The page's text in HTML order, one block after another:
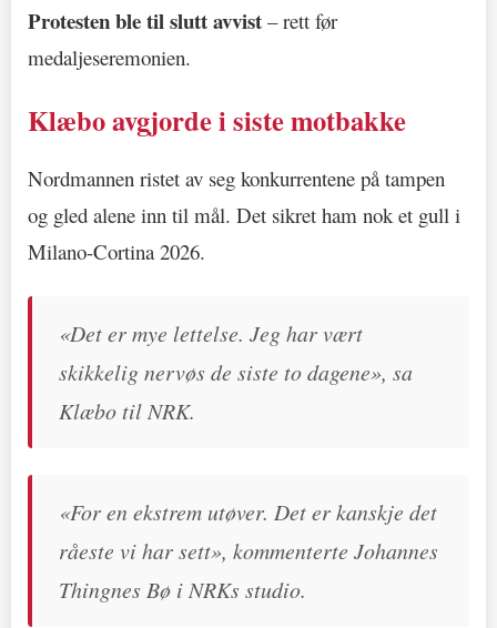
Protesten ble til slutt avvist – rett før
medaljeseremonien.
Klæbo avgjorde i siste motbakke
Nordmannen ristet av seg konkurrentene på tampen
og gled alene inn til mål. Det sikret ham nok et gull i
Milano-Cortina 2026.
«Det er mye lettelse. Jeg har vært
skikkelig nervøs de siste to dagene», sa
Klæbo til NRK.
«For en ekstrem utøver. Det er kanskje det
råeste vi har sett», kommenterte Johannes
Thingnes Bø i NRKs studio.